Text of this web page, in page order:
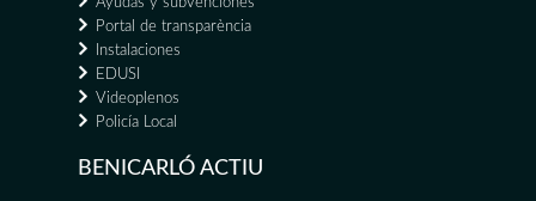
Portal de transparència
Instalaciones
EDUSI
Videoplenos
Policía Local
BENICARLÓ ACTIU